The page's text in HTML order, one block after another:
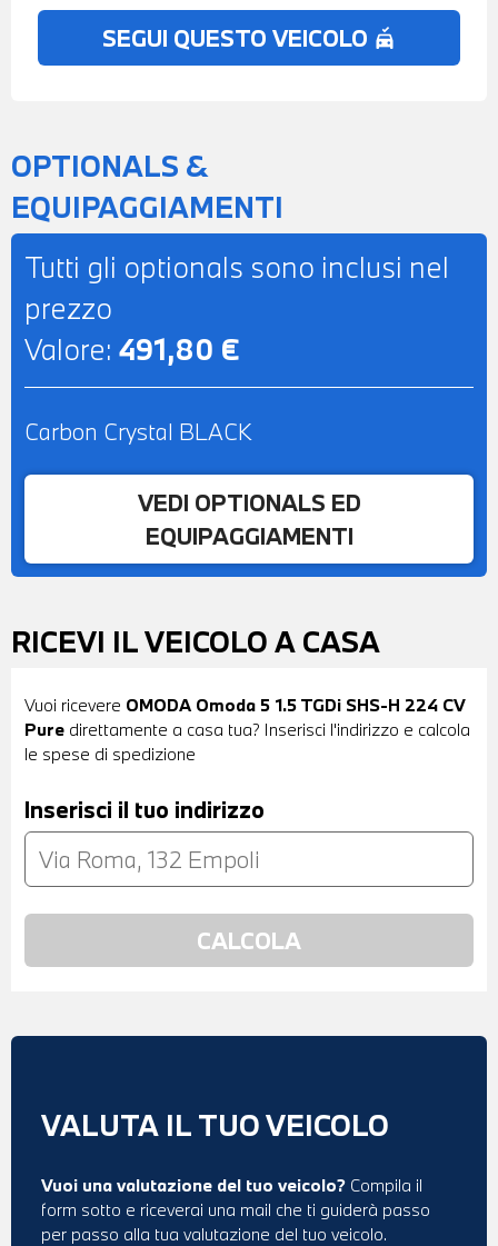
SEGUI QUESTO VEICOLO no_crash
OPTIONALS &
EQUIPAGGIAMENTI
Tutti gli optionals sono inclusi nel
prezzo
Valore: 491,80 €
Carbon Crystal BLACK
VEDI OPTIONALS ED
EQUIPAGGIAMENTI
RICEVI IL VEICOLO A CASA
Vuoi ricevere OMODA Omoda 5 1.5 TGDi SHS-H 224 CV
Pure direttamente a casa tua? Inserisci l'indirizzo e calcola
le spese di spedizione
Inserisci il tuo indirizzo
VALUTA IL TUO VEICOLO
Vuoi una valutazione del tuo veicolo? Compila il
form sotto e riceverai una mail che ti guiderà passo
per passo alla tua valutazione del tuo veicolo.